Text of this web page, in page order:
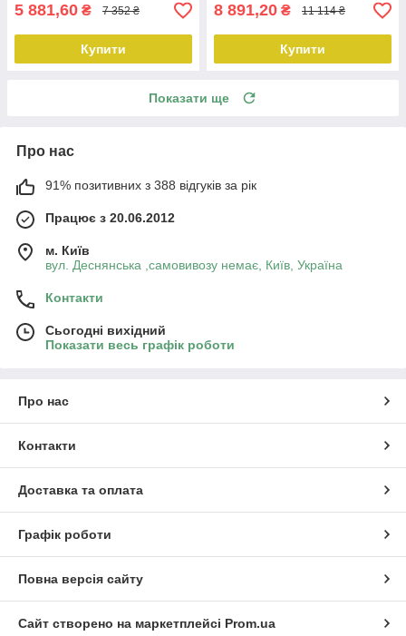
5 881,60 ₴ 7 352 ₴
Купити
8 891,20 ₴ 11 114 ₴
Купити
Показати ще
Про нас
91% позитивних з 388 відгуків за рік
Працює з 20.06.2012
м. Київ
вул. Деснянська ,самовивозу немає, Київ, Україна
Контакти
Сьогодні вихідний
Показати весь графік роботи
Про нас
Контакти
Доставка та оплата
Графік роботи
Повна версія сайту
Сайт створено на маркетплейсі Prom.ua